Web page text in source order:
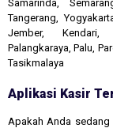
Samarinda,
Tangerang,
Jember, Kendari,
Palangkaraya, Palu,
Tasikmalaya
Aplikasi Kasir
Apakah Anda sedang